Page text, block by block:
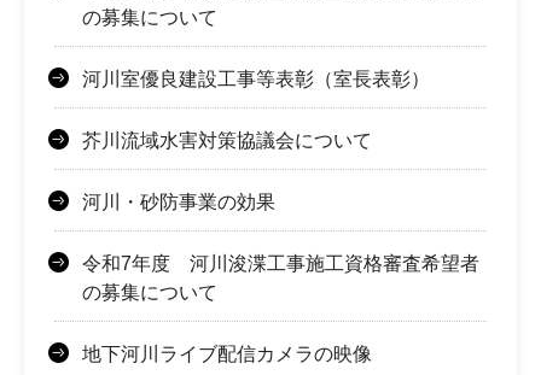
の募集について
河川室優良建設工事等表彰（室長表彰）
芥川流域水害対策協議会について
河川・砂防事業の効果
令和7年度 河川浚渫工事施工資格審査希望者
の募集について
地下河川ライブ配信カメラの映像